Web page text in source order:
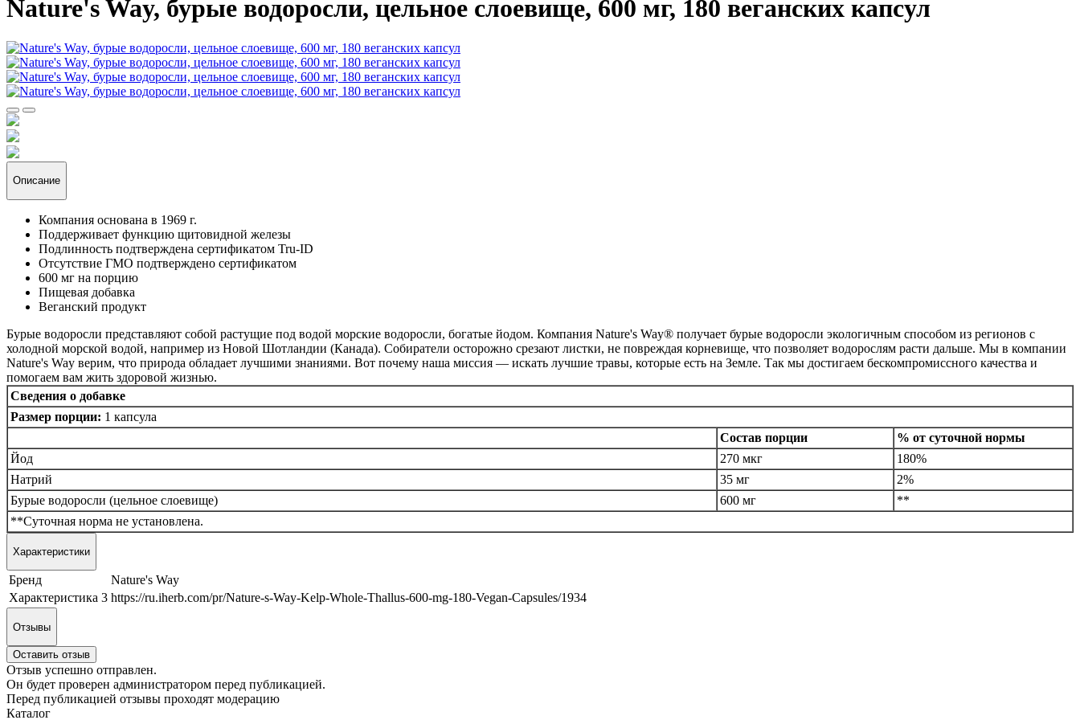
Nature's Way, бурые водоросли, цельное слоевище, 600 мг, 180 веганских капсул
Описание
Компания основана в 1969 г.
Поддерживает функцию щитовидной железы
Подлинность подтверждена сертификатом Tru-ID
Отсутствие ГМО подтверждено сертификатом
600 мг на порцию
Пищевая добавка
Веганский продукт
Бурые водоросли представляют собой растущие под водой морские водоросли, богатые йодом. Компания Nature's Way® получает бурые водоросли экологичным способом из регионов с
холодной морской водой, например из Новой Шотландии (Канада). Собиратели осторожно срезают листки, не повреждая корневище, что позволяет водорослям расти дальше. Мы в компании
Nature's Way верим, что природа обладает лучшими знаниями. Вот почему наша миссия — искать лучшие травы, которые есть на Земле. Так мы достигаем бескомпромиссного качества и
помогаем вам жить здоровой жизнью.
Сведения о добавке
Размер порции: 1 капсула
Состав порции
% от суточной нормы
Йод
270 мкг
180%
Натрий
35 мг
2%
Бурые водоросли (цельное слоевище)
600 мг
**
**Суточная норма не установлена.
Характеристики
Бренд
Nature's Way
Характеристика 3 https://ru.iherb.com/pr/Nature-s-Way-Kelp-Whole-Thallus-600-mg-180-Vegan-Capsules/1934
Отзывы
Оставить отзыв
Отзыв успешно отправлен.
Он будет проверен администратором перед публикацией.
Перед публикацией отзывы проходят модерацию
Каталог